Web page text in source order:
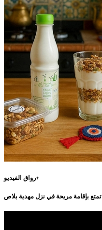
رواق الفيديو+
تمتع بإقامة مريحة في نزل مهدية بلاص